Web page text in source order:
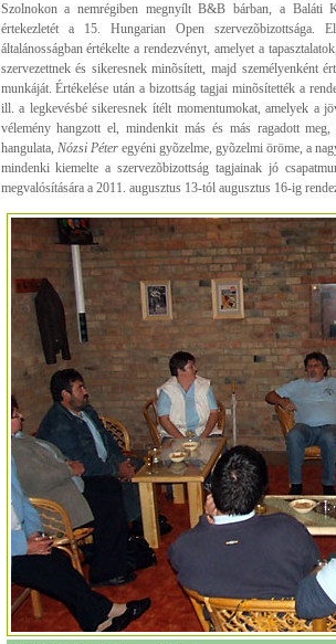
Szolnokon a nemrégiben megnyílt B&B bárban, a Baláti
értekezletét a 15. Hungarian Open szervezõbizottsága.
általánosságban értékelte a rendezvényt, amelyet a
szervezettnek és sikeresnek minõsített, majd személyenként
munkáját. Értékelése után a bizottság tagjai minõsítették a
ill. a legkevésbé sikeresnek ítélt momentumokat, amelyek a
vélemény hangzott el, mindenkit más és más ragadott
hangulata, Nózsi Péteregyéni gyõzelme, gyõzelmi öröme, a
mindenki kiemelte a szervezõbizottság tagjainak jó
megvalósítására a 2011. augusztus 13-tól augusztus 16-ig